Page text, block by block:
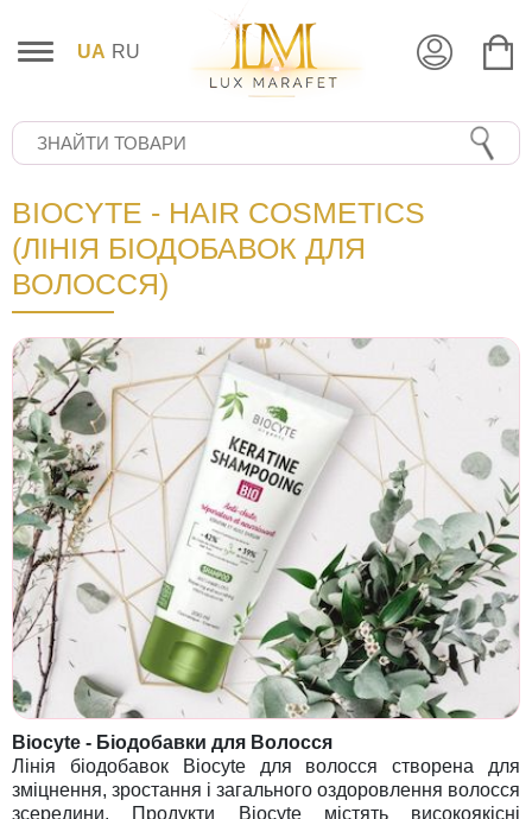
UA RU
BIOCYTE - HAIR COSMETICS
(ЛІНІЯ БІОДОБАВОК ДЛЯ
ВОЛОССЯ)
Biocyte - Біодобавки для Волосся
Лінія біодобавок Biocyte для волосся створена для
зміцнення, зростання і загального оздоровлення волосся
зсередини. Продукти Biocyte містять високоякісні